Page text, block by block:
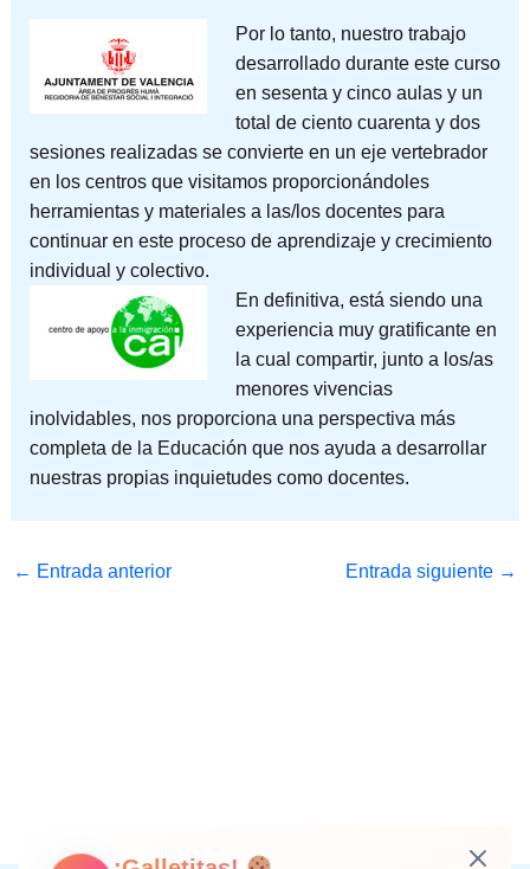
Por lo tanto, nuestro trabajo
desarrollado durante este curso
en sesenta y cinco aulas y un
total de ciento cuarenta y dos
sesiones realizadas se convierte en un eje vertebrador
en los centros que visitamos proporcionándoles
herramientas y materiales a las/los docentes para
continuar en este proceso de aprendizaje y crecimiento
individual y colectivo.
En definitiva, está siendo una
experiencia muy gratificante en
la cual compartir, junto a los/as
menores vivencias
inolvidables, nos proporciona una perspectiva más
completa de la Educación que nos ayuda a desarrollar
nuestras propias inquietudes como docentes.
← Entrada anterior Entrada siguiente →